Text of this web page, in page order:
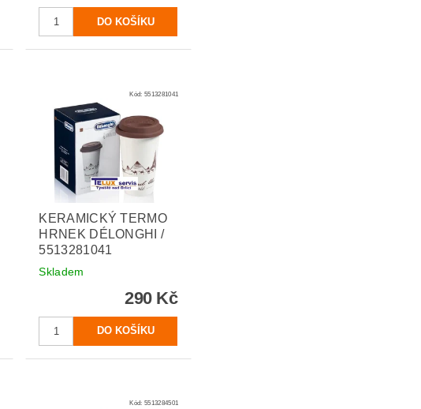
Kód:5513281041
KERAMICKÝ TERMO
HRNEK DÉLONGHI /
5513281041
Skladem
290 Kč
Kód:5513284501